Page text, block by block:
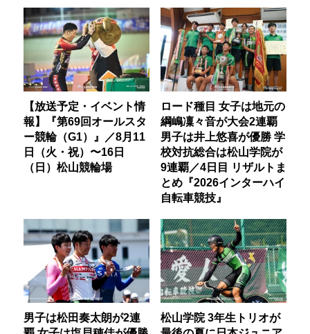
【放送予定・イベント情
報】『第69回オールスタ
ー競輪（G1）』／8月11
日（火・祝）〜16日
（日）松山競輪場
ロード種目 女子は地元の
綱嶋凜々音が大会2連覇
男子は井上悠喜が優勝 学
校対抗総合は松山学院が
9連覇／4日目 リザルトま
とめ『2026インターハイ
自転車競技』
男子は松田奏太朗が2連
松山学院 3年生トリオが